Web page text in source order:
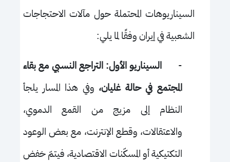
السيناريوهات المحتملة حول مآلات الاحتجاجات
الشعبية في إيران وفقًا لما يلي:
- السيناريو الأول: التراجع النسبي مع بقاء
المجتمع في حالة غليان، وفي هذا المسار يلجأ
النظام إلى مزيج من القمع الدموي،
والاعتقالات، وقطع الإنترنت، مع بعض الوعود
التكتيكية أو المسكّنات الاقتصادية، فيتمّ خفض